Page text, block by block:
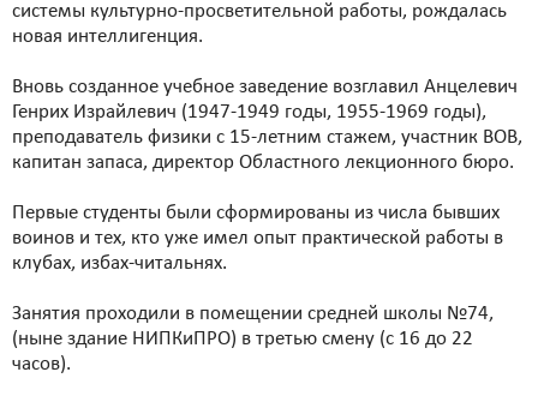
системы культурно-просветительной работы, рождалась
новая интеллигенция.
Вновь созданное учебное заведение возглавил Анцелевич
Генрих Израйлевич (1947-1949 годы, 1955-1969 годы),
преподаватель физики с 15-летним стажем, участник ВОВ,
капитан запаса, директор Областного лекционного бюро.
Первые студенты были сформированы из числа бывших
воинов и тех, кто уже имел опыт практической работы в
клубах, избах-читальнях.
Занятия проходили в помещении средней школы №74,
(ныне здание НИПКиПРО) в третью смену (с 16 до 22
часов).